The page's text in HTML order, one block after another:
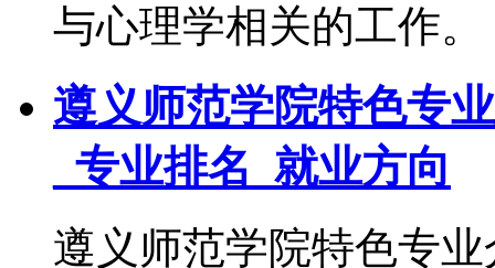
与心理学相关的工作。
遵义师范学院特色专
_专业排名_就业方向
遵义师范学院特色专